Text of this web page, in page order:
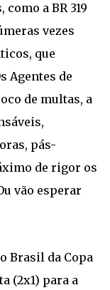
a BR 319
vezes
que
Agentes de
de multas, a
pás-
de rigor os
vão esperar
Brasil da Copa
(2x1) para a